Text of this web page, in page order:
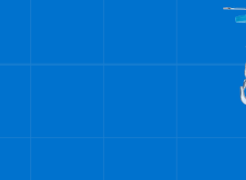
HERRAMIENTAS NEUMÁTICAS